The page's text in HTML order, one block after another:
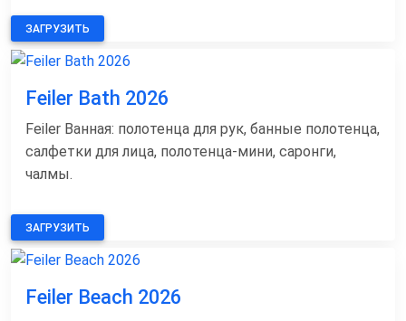
ЗАГРУЗИТЬ
Feiler Bath 2026
Feiler Ванная: полотенца для рук, банные полотенца,
салфетки для лица, полотенца-мини, саронги,
чалмы.
ЗАГРУЗИТЬ
Feiler Beach 2026